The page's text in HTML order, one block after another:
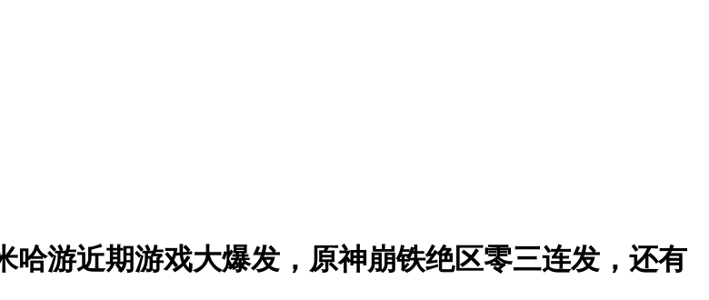
游近期游戏大爆发，原神崩铁绝区零三连发，还有